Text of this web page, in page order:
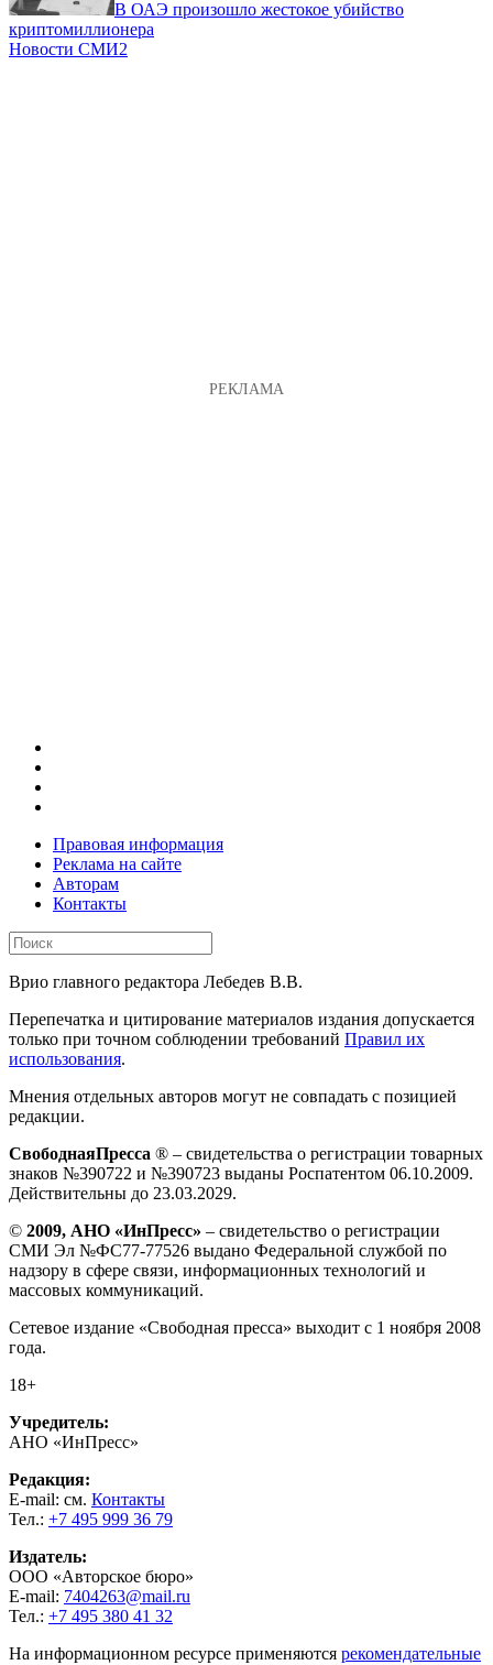
В ОАЭ произошло жестокое убийство
криптомиллионера
Новости СМИ2
Правовая информация
Реклама на сайте
Авторам
Контакты
Врио главного редактора Лебедев В.В.
Перепечатка и цитирование материалов издания допускается
только при точном соблюдении требований Правил их
использования.
Мнения отдельных авторов могут не совпадать с позицией
редакции.
СвободнаяПресса ® – свидетельства о регистрации товарных
знаков №390722 и №390723 выданы Роспатентом 06.10.2009.
Действительны до 23.03.2029.
© 2009, АНО «ИнПресс» – свидетельство о регистрации
СМИ Эл №ФС77-77526 выдано Федеральной службой по
надзору в сфере связи, информационных технологий и
массовых коммуникаций.
Сетевое издание «Свободная пресса» выходит с 1 ноября 2008
года.
18+
Учредитель:
АНО «ИнПресс»
Редакция:
E-mail: см. Контакты
Тел.: +7 495 999 36 79
Издатель:
ООО «Авторское бюро»
E-mail: 7404263@mail.ru
Тел.: +7 495 380 41 32
На информационном ресурсе применяются рекомендательные